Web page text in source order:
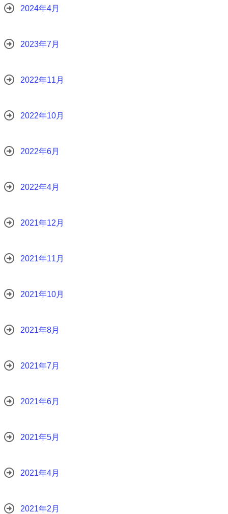
2024年4月
2023年7月
2022年11月
2022年10月
2022年6月
2022年4月
2021年12月
2021年11月
2021年10月
2021年8月
2021年7月
2021年6月
2021年5月
2021年4月
2021年2月